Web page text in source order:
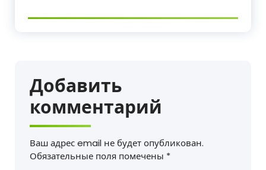
Добавить
комментарий
Ваш адрес email не будет опубликован.
Обязательные поля помечены *